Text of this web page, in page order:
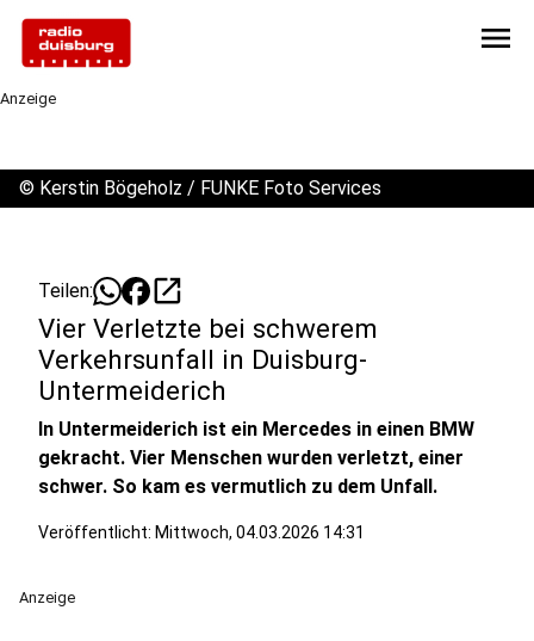
menu
Anzeige
© Kerstin Bögeholz / FUNKE Foto Services
Teilen: open_in_new
Vier Verletzte bei schwerem
Verkehrsunfall in Duisburg-
Untermeiderich
In Untermeiderich ist ein Mercedes in einen BMW
gekracht. Vier Menschen wurden verletzt, einer
schwer. So kam es vermutlich zu dem Unfall.
Veröffentlicht: Mittwoch, 04.03.2026 14:31
Anzeige